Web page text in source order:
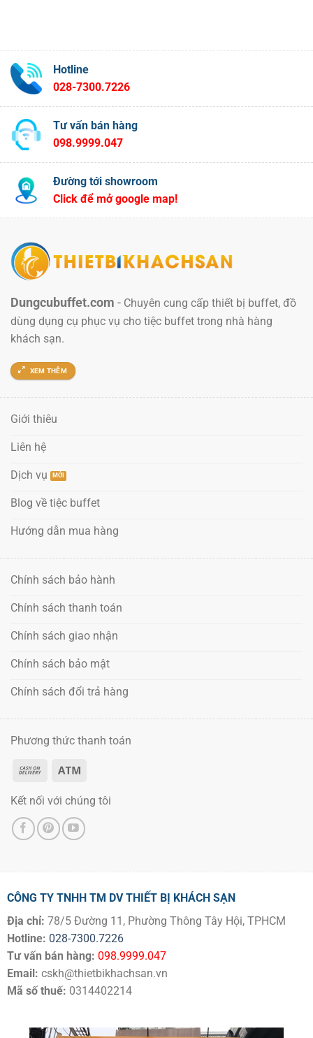
Hotline
028-7300.7226
Tư vấn bán hàng
098.9999.047
Đường tới showroom
Click để mở google map!
Dungcubuffet.com - Chuyên cung cấp thiết bị buffet, đồ
dùng dụng cụ phục vụ cho tiệc buffet trong nhà hàng
khách sạn.
XEM THÊM
Giới thiêu
Liên hệ
Dịch vụ
Blog về tiệc buffet
Hướng dẫn mua hàng
Chính sách bảo hành
Chính sách thanh toán
Chính sách giao nhận
Chính sách bảo mật
Chính sách đổi trả hàng
Phương thức thanh toán
Kết nối với chúng tôi
CÔNG TY TNHH TM DV THIẾT BỊ KHÁCH SẠN
Địa chỉ: 78/5 Đường 11, Phường Thông Tây Hội, TPHCM
Hotline: 028-7300.7226
Tư vấn bán hàng: 098.9999.047
Email: cskh@thietbikhachsan.vn
Mã số thuế: 0314402214